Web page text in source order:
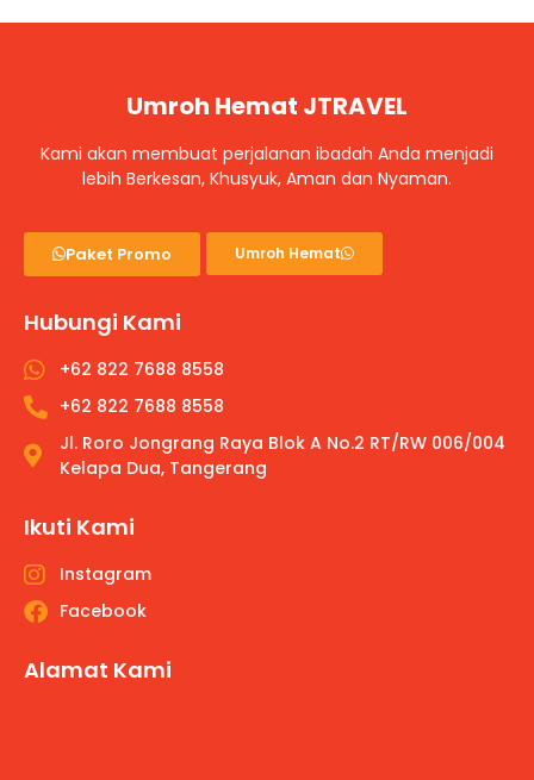
Umroh Hemat JTRAVEL
Kami akan membuat perjalanan ibadah Anda menjadi
lebih Berkesan, Khusyuk, Aman dan Nyaman.
Paket Promo Umroh Hemat
Hubungi Kami
+62 822 7688 8558
+62 822 7688 8558
Jl. Roro Jongrang Raya Blok A No.2 RT/RW 006/004
Kelapa Dua, Tangerang
Ikuti Kami
Instagram
Facebook
Alamat Kami